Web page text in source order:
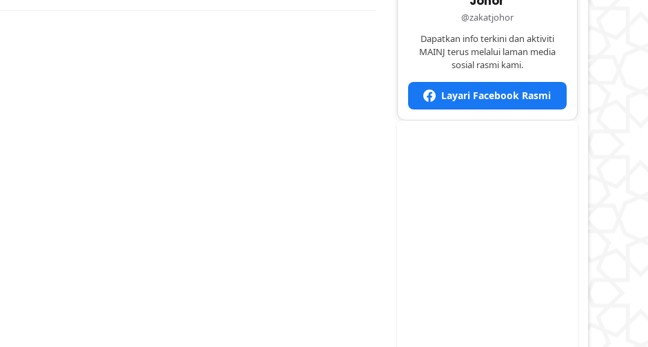
@zakatjohor
Dapatkan info terkini dan aktiviti
MAINJ terus melalui laman media
sosial rasmi kami.
Layari Facebook Rasmi